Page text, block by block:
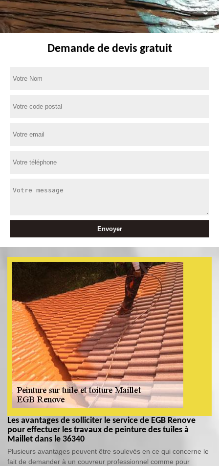
Demande de devis gratuit
Les avantages de solliciter le service de EGB Renove
pour effectuer les travaux de peinture des tuiles à
Maillet dans le 36340
Plusieurs avantages peuvent être soulevés en ce qui concerne le
fait de demander à un couvreur professionnel comme pour